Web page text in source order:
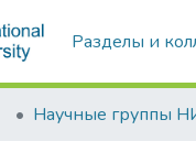
Разделы и